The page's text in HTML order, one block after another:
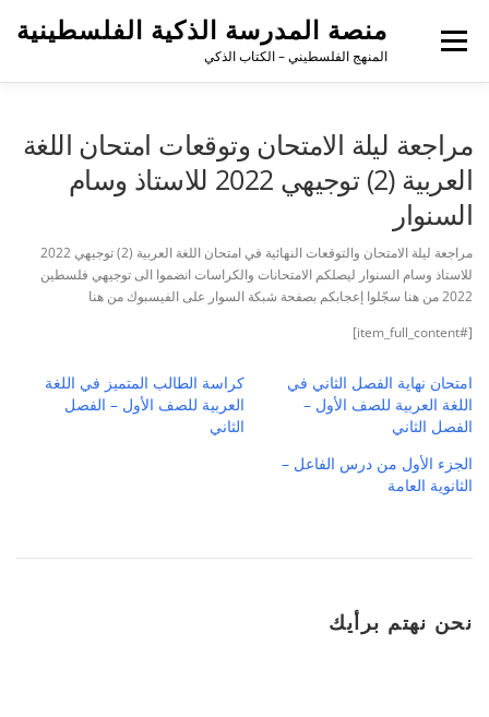
منصة المدرسة الذكية الفلسطينية
المنهج الفلسطيني – الكتاب الذكي
القائمة
مراجعة ليلة الامتحان وتوقعات امتحان اللغة
العربية (2) توجيهي 2022 للاستاذ وسام
السنوار
مراجعة ليلة الامتحان والتوقعات النهائية في امتحان اللغة العربية (2) توجيهي 2022
للاستاذ وسام السنوار ليصلكم الامتحانات والكراسات انضموا الى توجيهي فلسطين
2022 من هنا سجّلوا إعجابكم بصفحة شبكة السوار على الفيسبوك من هنا
[#item_full_content]
امتحان نهاية الفصل الثاني في
اللغة العربية للصف الأول –
الفصل الثاني
كراسة الطالب المتميز في اللغة
العربية للصف الأول – الفصل
الثاني
الجزء الأول من درس الفاعل –
الثانوية العامة
نحن نهتم برأيك